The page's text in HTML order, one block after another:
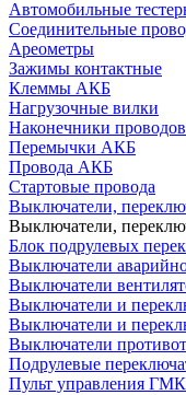
Автомобильные
Соединительные
Ареометры
Зажимы контактные
Клеммы АКБ
Нагрузочные вилки
Наконечники
Перемычки АКБ
Провода АКБ
Стартовые провода
Выключатели,
Выключатели,
Блок подрулевых
Выключатели
Выключатели
Выключатели и
Выключатели и
Выключатели
Подрулевые
Пульт управления